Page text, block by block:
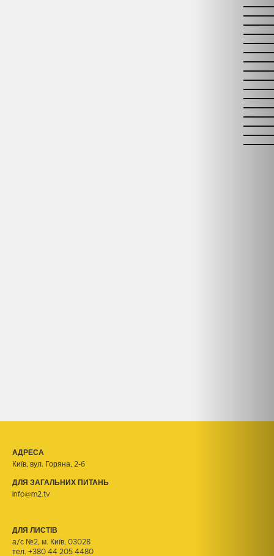
АДРЕСА
Київ, вул. Горяна, 2-б
ДЛЯ ЗАГАЛЬНИХ ПИТАНЬ
info@m2.tv
ДЛЯ ЛИСТІВ
а/с №2, м. Київ, 03028
тел. +380 44 205 4480